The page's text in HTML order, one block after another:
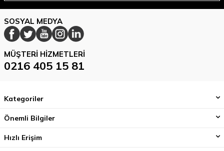
SOSYAL MEDYA
MÜŞTERI HIZMETLERI
0216 405 15 81
Kategoriler
Önemli Bilgiler
Hızlı Erişim